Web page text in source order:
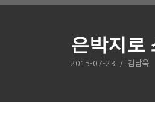
은박지로
2015-07-23 / 김남욱